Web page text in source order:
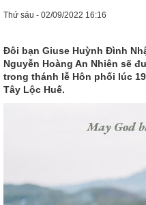
Thứ sáu - 02/09/2022 16:16
Đôi bạn Giuse Huỳnh Đình
Nguyễn Hoàng An Nhiên sẽ
trong thánh lễ Hôn phối lúc
Tây Lộc Huế.